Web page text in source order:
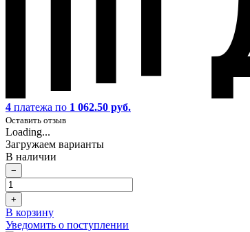
4 платежа по 1 062.50 руб.
Оставить отзыв
Loading...
Загружаем варианты
В наличии
−
+
В корзину
Уведомить о поступлении